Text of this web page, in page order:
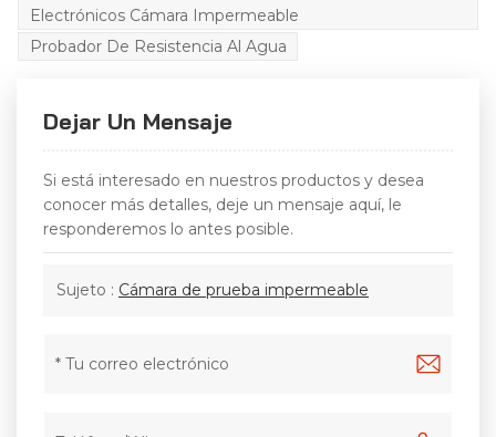
Electrónicos Cámara Impermeable
Probador De Resistencia Al Agua
Dejar Un Mensaje
Si está interesado en nuestros productos y desea
conocer más detalles, deje un mensaje aquí, le
responderemos lo antes posible.
Sujeto : Cámara de prueba impermeable